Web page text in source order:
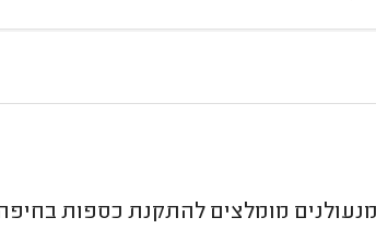
מומלצים להתקנת כספות